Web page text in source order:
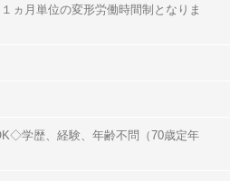
ヵ月単位の変形労働時間制となりま
学歴、経験、年齢不問（70歳定年